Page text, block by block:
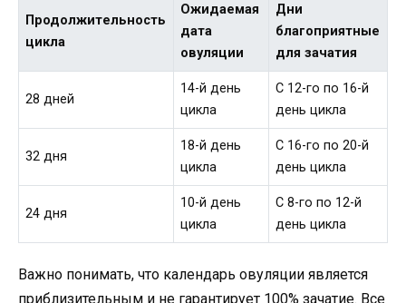
Продолжительность
цикла
Ожидаемая
дата
овуляции
Дни
благоприятные
для зачатия
28 дней
14-й день
цикла
С 12-го по 16-й
день цикла
32 дня
18-й день
цикла
С 16-го по 20-й
день цикла
24 дня
10-й день
цикла
С 8-го по 12-й
день цикла
Важно понимать, что календарь овуляции является
приблизительным и не гарантирует 100% зачатие. Все